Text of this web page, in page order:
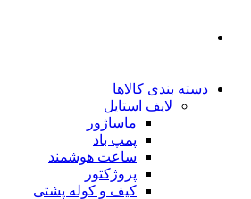
دسته بندی کالاها
لایف استایل
ماساژور
پمپ باد
ساعت هوشمند
پروژکتور
کیف و کوله پشتی